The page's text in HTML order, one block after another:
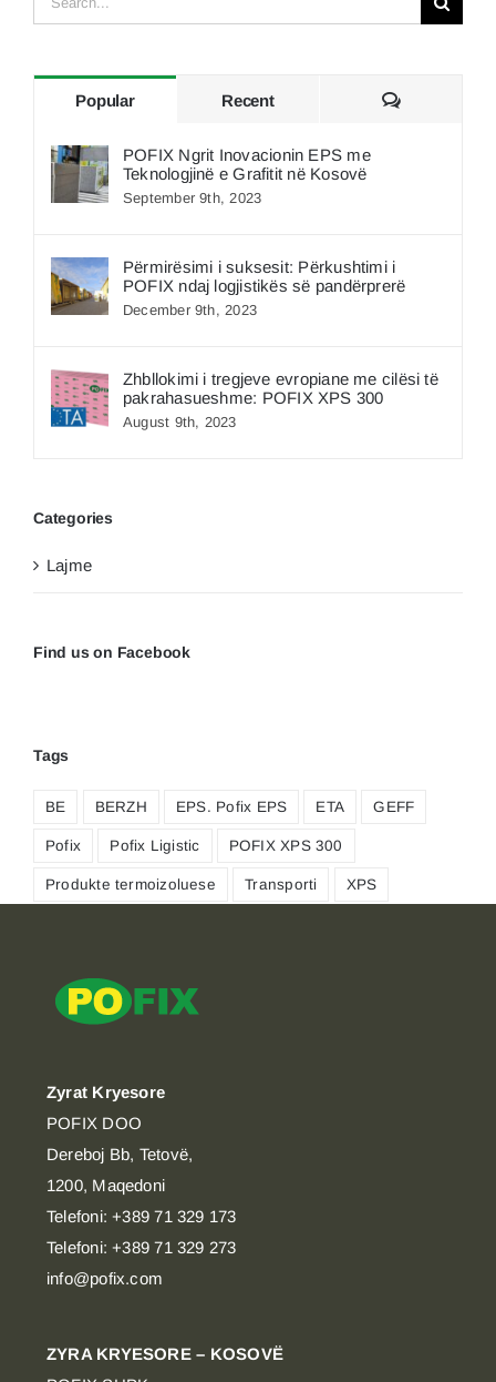
for:
Popular Recent Comments
POFIX Ngrit Inovacionin EPS me
Teknologjinë e Grafitit në Kosovë
September 9th, 2023
Përmirësimi i suksesit: Përkushtimi i
POFIX ndaj logjistikës së pandërprerë
December 9th, 2023
Zhbllokimi i tregjeve evropiane me cilësi të
pakrahasueshme: POFIX XPS 300
August 9th, 2023
Categories
Lajme
Find us on Facebook
Tags
BE BERZH EPS. Pofix EPS ETA GEFF
Pofix Pofix Ligistic POFIX XPS 300
Produkte termoizoluese Transporti XPS
Zyrat Kryesore
POFIX DOO
Dereboj Bb, Tetovë,
1200, Maqedoni
Telefoni: +389 71 329 173
Telefoni: +389 71 329 273
info@pofix.com
ZYRA KRYESORE – KOSOVË